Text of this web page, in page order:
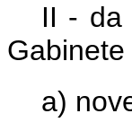
II - da
a)